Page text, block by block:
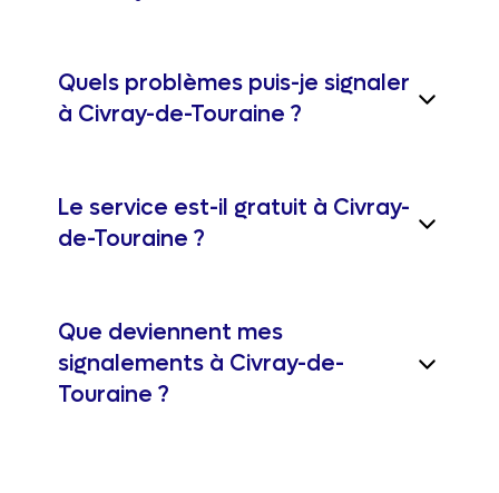
Quels problèmes puis-je signaler
à Civray-de-Touraine ?
Le service est-il gratuit à Civray-
de-Touraine ?
Que deviennent mes
signalements à Civray-de-
Touraine ?